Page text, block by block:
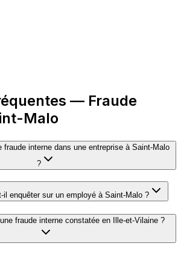
— Fraude
Malo
fraude interne dans une entreprise à Saint-Malo
?
il enquêter sur un employé à Saint-Malo ?
fraude interne constatée en Ille-et-Vilaine ?